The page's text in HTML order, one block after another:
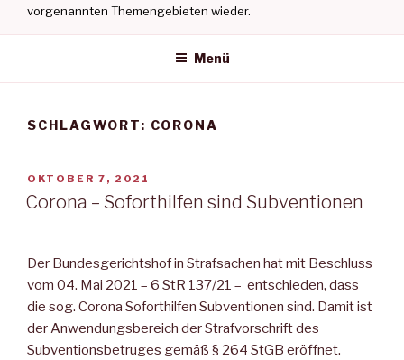
vorgenannten Themengebieten wieder.
Menü
SCHLAGWORT: CORONA
VERÖFFENTLICHT
AM
OKTOBER 7, 2021
Corona – Soforthilfen sind Subventionen
Der Bundesgerichtshof in Strafsachen hat mit Beschluss
vom 04. Mai 2021 – 6 StR 137/21 – entschieden, dass
die sog. Corona Soforthilfen Subventionen sind. Damit ist
der Anwendungsbereich der Strafvorschrift des
Subventionsbetruges gemäß § 264 StGB eröffnet.